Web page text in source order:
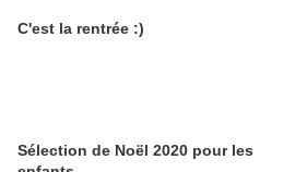
C'est la rentrée :)
Sélection de Noël 2020 pour les